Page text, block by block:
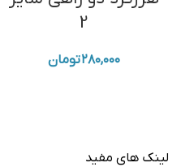
2
۲۸۰,۰۰۰تومان
لینک های مفید